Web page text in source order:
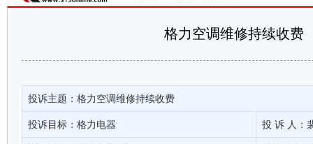
格力空调维修持续收费
投诉主题：格力空调维修持续收费
投诉目标：格力电器 投 诉 人：